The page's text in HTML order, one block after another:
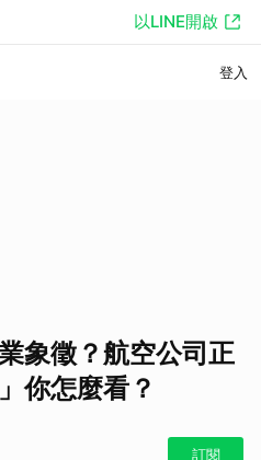
以LINE開啟
登入
象徵？航空公司正
你怎麼看？
訂閱